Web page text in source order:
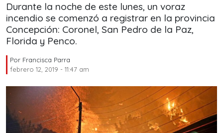
Durante la noche de este lunes, un voraz
incendio se comenzó a registrar en la provincia
Concepción: Coronel, San Pedro de la Paz,
Florida y Penco.
Por Francisca Parra
febrero 12, 2019 - 11:47 am